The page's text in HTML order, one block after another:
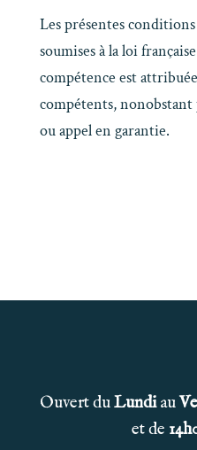
Les présentes
soumises à la loi
compétence est
compétents,
ou appel en garantie.
Ouvert duLundiau
et de